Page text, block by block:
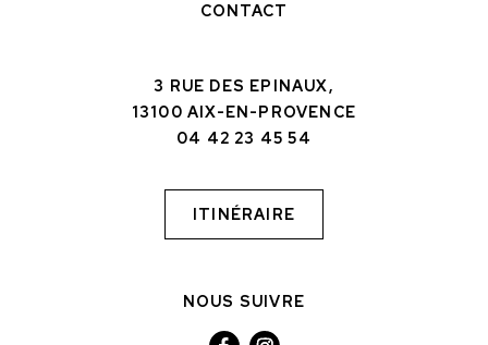
CONTACT
3 RUE DES EPINAUX,
13100 AIX-EN-PROVENCE
04 42 23 45 54
ITINÉRAIRE
NOUS SUIVRE